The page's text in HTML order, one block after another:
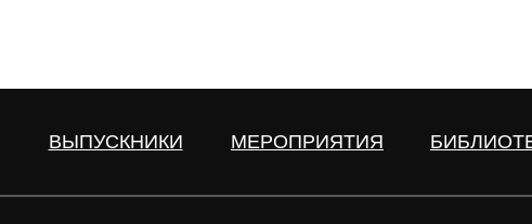
МЕРОПРИЯТИЯ
ВЫПУСКНИКИ